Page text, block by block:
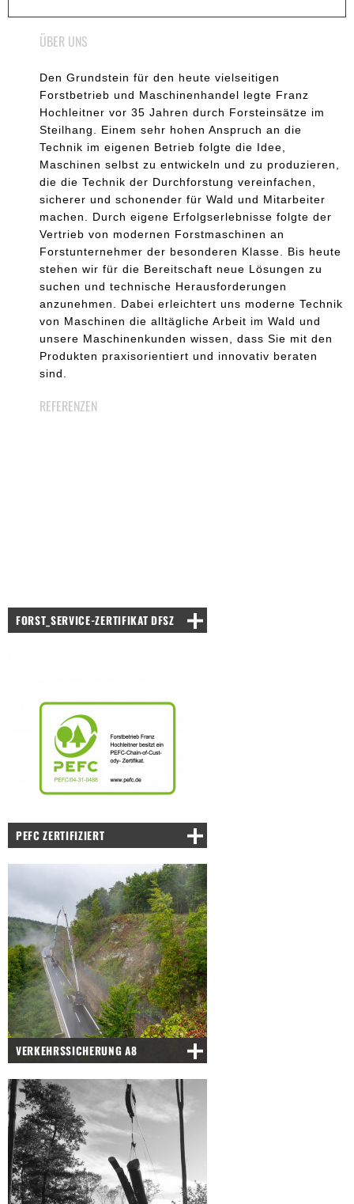
-
Bericht
ÜBER UNS
Den Grundstein für den heute vielseitigen
Forstbetrieb und Maschinenhandel legte Franz
Hochleitner vor 35 Jahren durch Forsteinsätze im
Steilhang. Einem sehr hohen Anspruch an die
Technik im eigenen Betrieb folgte die Idee,
Maschinen selbst zu entwickeln und zu produzieren,
die die Technik der Durchforstung vereinfachen,
sicherer und schonender für Wald und Mitarbeiter
machen. Durch eigene Erfolgserlebnisse folgte der
Vertrieb von modernen Forstmaschinen an
Forstunternehmer der besonderen Klasse. Bis heute
stehen wir für die Bereitschaft neue Lösungen zu
suchen und technische Herausforderungen
anzunehmen. Dabei erleichtert uns moderne Technik
von Maschinen die alltägliche Arbeit im Wald und
unsere Maschinenkunden wissen, dass Sie mit den
Produkten praxisorientiert und innovativ beraten
sind.
REFERENZEN
FORST_SERVICE-ZERTIFIKAT DFSZ
PEFC ZERTIFIZIERT
VERKEHRSSICHERUNG A8
DRACKENSTEINER HANG